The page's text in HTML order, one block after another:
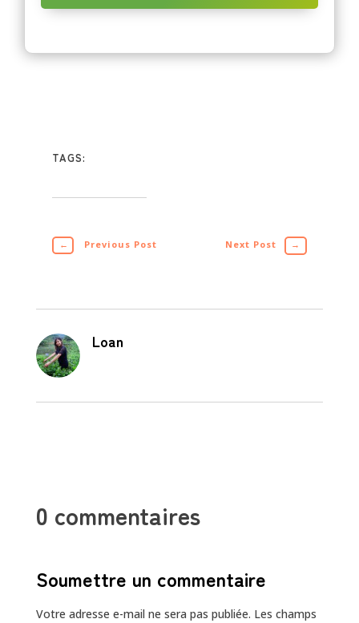
TAGS:
← Previous Post Next Post →
Loan
0 commentaires
Soumettre un commentaire
Votre adresse e-mail ne sera pas publiée. Les champs